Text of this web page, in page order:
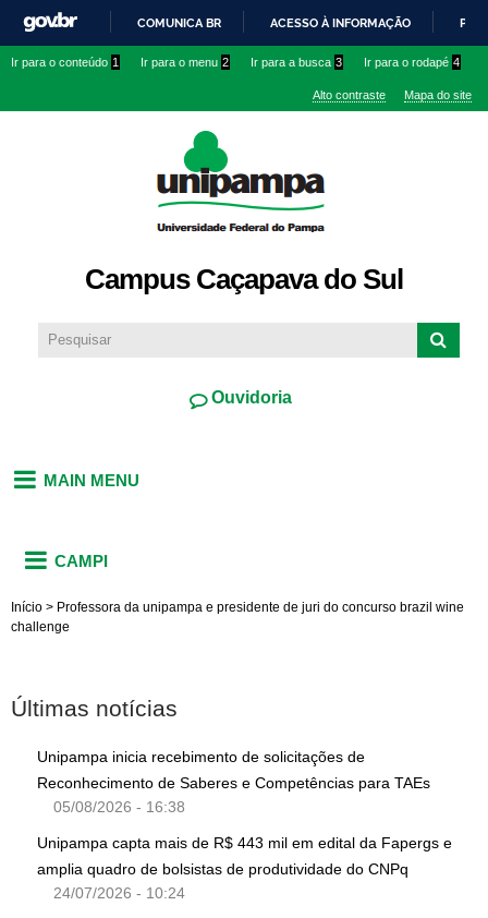
conteúdo
IR
O
COMUNICA BR ACESSO À INFORMAÇÃO
Ir para o conteúdo 1 Ir para o menu 2 Ir para a busca 3 Ir para o rodapé 4
Alto contraste Mapa do site
Campus Caçapava do Sul
Ouvidoria
MAIN MENU
CAMPI
Início > Professora da unipampa e presidente de juri do concurso brazil wine
challenge
Últimas notícias
Unipampa inicia recebimento de solicitações de
Reconhecimento de Saberes e Competências para TAEs
05/08/2026 - 16:38
Unipampa capta mais de R$ 443 mil em edital da Fapergs e
amplia quadro de bolsistas de produtividade do CNPq
24/07/2026 - 10:24